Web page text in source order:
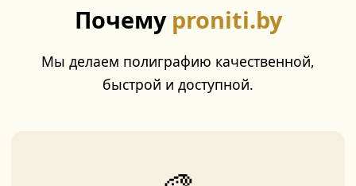
Почему proniti.by
Мы делаем полиграфию качественной,
быстрой и доступной.